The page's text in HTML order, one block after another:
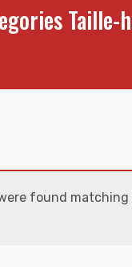
Taille-
found matching